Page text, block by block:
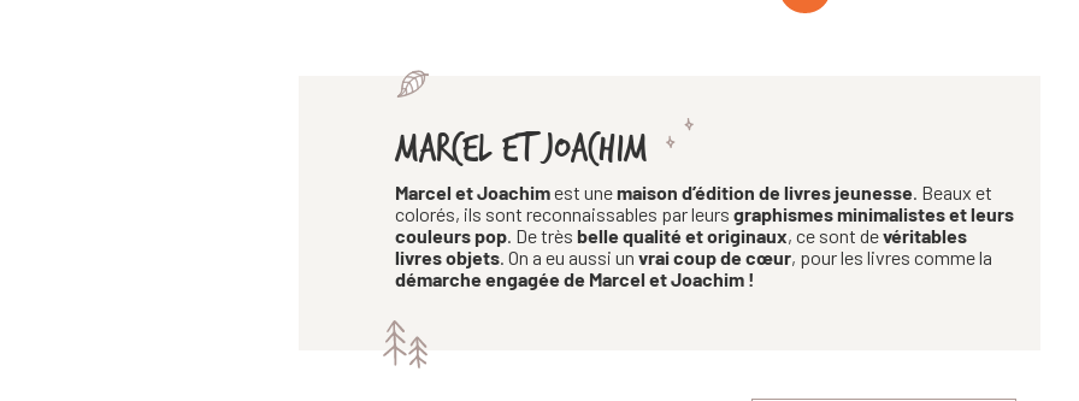
MARCEL ET JOACHIM
Marcel et Joachimest unemaison d’édition de livres jeunesse. Beaux et
colorés, ils sont reconnaissables par leurs graphismes minimalistes et leurs
couleurs pop. De très belle qualité et originaux, ce sont devéritables
livres objets. On a eu aussi un vrai coup de cœur, pour les livres comme la
démarche engagée de Marcel et Joachim !